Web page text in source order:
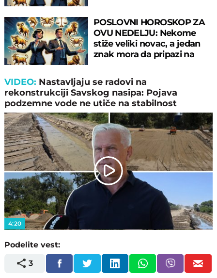
POSLOVNI HOROSKOP ZA
OVU NEDELJU: Nekome
stiže veliki novac, a jedan
znak mora da pripazi na
VIDEO: Nastavljaјu se radovi na
rekonstrukciјi Savskog nasipa: Poјava
podzemne vode ne utiče na stabilnost
Play
4:20
Podelite vest:
3